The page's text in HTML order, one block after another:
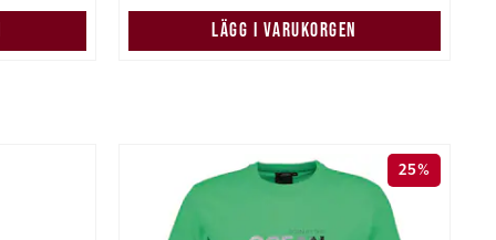
LÄGG I VARUKORGEN
25%